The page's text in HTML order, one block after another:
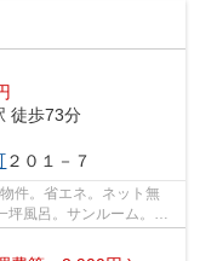
徒歩73分
２０１－７
件。省エネ。ネット無
坪風呂。サンルーム。防